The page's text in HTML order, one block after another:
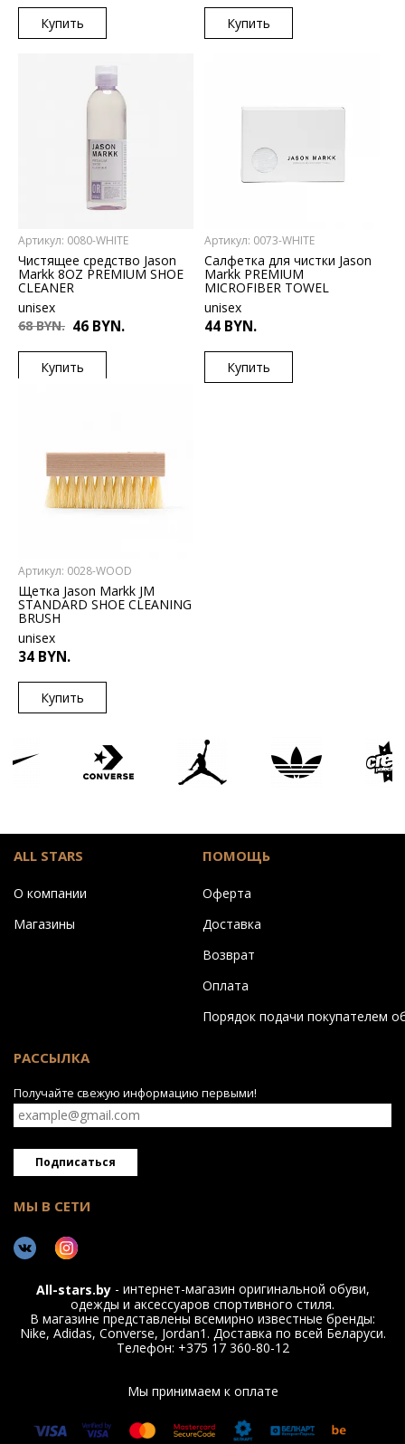
Купить
ONESIZE
Купить
Артикул: 0080-WHITE
Чистящее средство Jason
Markk 8OZ PREMIUM SHOE
CLEANER
unisex
68 BYN. 46 BYN.
Купить
Артикул: 0073-WHITE
Салфетка для чистки Jason
Markk PREMIUM
MICROFIBER TOWEL
unisex
44 BYN.
Купить
Артикул: 0028-WOOD
Щетка Jason Markk JM
STANDARD SHOE CLEANING
BRUSH
unisex
34 BYN.
Купить
ALL STARS
О компании
Магазины
ПОМОЩЬ
Оферта
Доставка
Возврат
Оплата
Порядок подачи покупателем
РАССЫЛКА
Получайте свежую информацию первыми!
Подписаться
МЫ В СЕТИ
All-stars.by- интернет-магазин оригинальной обуви,
одежды и аксессуаров спортивного стиля.
В магазине представлены всемирно известные бренды:
Nike, Adidas, Converse, Jordan1. Доставка по всей Беларуси.
Телефон: +375 17 360-80-12
Мы принимаем к оплате